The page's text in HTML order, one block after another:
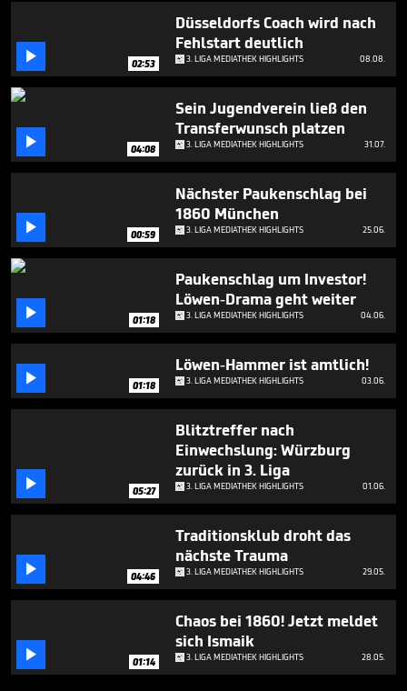
minutes,
 02:53
Düsseldorfs Coach wird nach
Fehlstart deutlich
3. LIGA MEDIATHEK HIGHLIGHTS 08.08.
 04:08
Sein Jugendverein ließ den
Transferwunsch platzen
3. LIGA MEDIATHEK HIGHLIGHTS 31.07.
 00:59
Nächster Paukenschlag bei
1860 München
3. LIGA MEDIATHEK HIGHLIGHTS 25.06.
 01:18
Paukenschlag um Investor!
Löwen-Drama geht weiter
3. LIGA MEDIATHEK HIGHLIGHTS 04.06.
 01:18
Löwen-Hammer ist amtlich!
3. LIGA MEDIATHEK HIGHLIGHTS 03.06.
 05:27
Blitztreffer nach
Einwechslung: Würzburg
zurück in 3. Liga
3. LIGA MEDIATHEK HIGHLIGHTS 01.06.
 04:46
Traditionsklub droht das
nächste Trauma
3. LIGA MEDIATHEK HIGHLIGHTS 29.05.
 01:14
Chaos bei 1860! Jetzt meldet
sich Ismaik
3. LIGA MEDIATHEK HIGHLIGHTS 28.05.